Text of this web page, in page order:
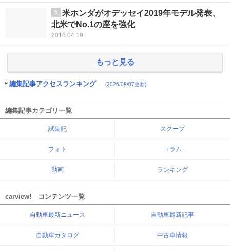
5
米ホンダがオデッセイ2019年モデル発表、
北米でNo.1の座を強化
2018.04.19
もっと見る
編集記事アクセスランキング (2026/08/07更新)
編集記事カテゴリ一覧
試乗記 スクープ
フォト コラム
動画 ランキング
carview! コンテンツ一覧
自動車最新ニュース 自動車最新記事
自動車カタログ 中古車情報